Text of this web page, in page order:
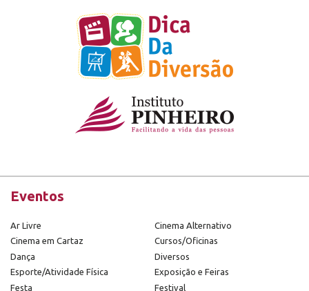
Eventos
Ar Livre
Cinema Alternativo
Cinema em Cartaz
Cursos/Oficinas
Dança
Diversos
Esporte/Atividade Física
Exposição e Feiras
Festa
Festival